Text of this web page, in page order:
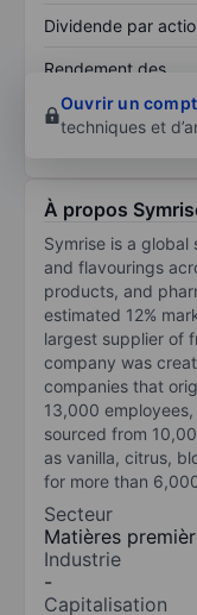
Dividende par
Rendement des
Ouvrir un
techniques et
À propos
Symrise is a
and flavourings
products, and
estimated 12%
largest supplier of
company was
companies that
13,000
sourced from
as vanilla, citrus,
for more than
Secteur
Matières
Industrie
-
Capitalisation